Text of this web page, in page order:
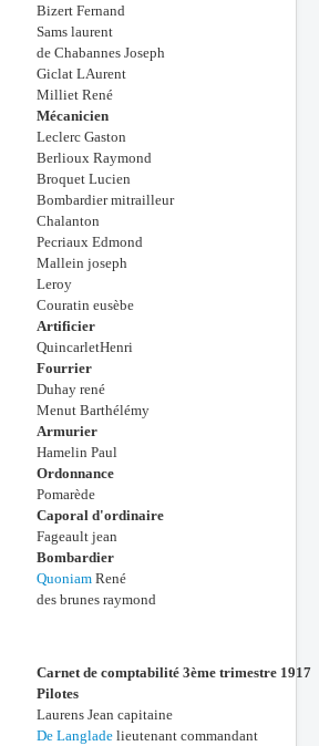
Bizert Fernand
Sams laurent
de Chabannes Joseph
Giclat LAurent
Milliet René
Mécanicien
Leclerc Gaston
Berlioux Raymond
Broquet Lucien
Bombardier mitrailleur
Chalanton
Pecriaux Edmond
Mallein joseph
Leroy
Couratin eusèbe
Artificier
QuincarletHenri
Fourrier
Duhay rené
Menut Barthélémy
Armurier
Hamelin Paul
Ordonnance
Pomarède
Caporal d'ordinaire
Fageault jean
Bombardier
Quoniam René
des brunes raymond
Carnet de comptabilité 3ème trimestre 1917
Pilotes
Laurens Jean capitaine
De Langlade lieutenant commandant